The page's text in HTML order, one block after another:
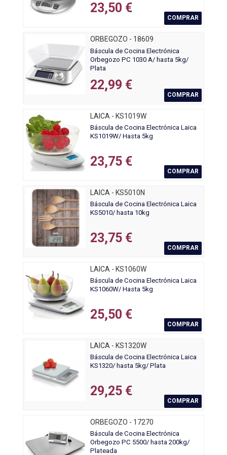
23,50 €
COMPRAR
ORBEGOZO - 18609
Báscula de Cocina Electrónica
Orbegozo PC 1030 A/ hasta 5kg/
Plata
22,99 €
COMPRAR
LAICA - KS1019W
Báscula de Cocina Electrónica Laica
KS1019W/ Hasta 5kg
23,75 €
COMPRAR
LAICA - KS5010N
Báscula de Cocina Electrónica Laica
KS5010/ hasta 10kg
23,75 €
COMPRAR
LAICA - KS1060W
Báscula de Cocina Electrónica Laica
KS1060W/ Hasta 5kg
25,50 €
COMPRAR
LAICA - KS1320W
Báscula de Cocina Electrónica Laica
KS1320/ hasta 5kg/ Plata
29,25 €
COMPRAR
ORBEGOZO - 17270
Báscula de Cocina Electrónica
Orbegozo PC 5500/ hasta 200kg/
Plateada